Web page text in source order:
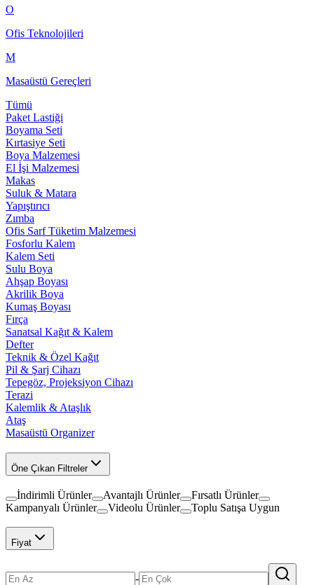
O
Ofis Teknolojileri
M
Masaüstü Gereçleri
Tümü
Paket Lastiği
Boyama Seti
Kırtasiye Seti
Boya Malzemesi
El İşi Malzemesi
Makas
Suluk & Matara
Yapıştırıcı
Zımba
Ofis Sarf Tüketim Malzemesi
Fosforlu Kalem
Kalem Seti
Sulu Boya
Ahşap Boyası
Akrilik Boya
Kumaş Boyası
Fırça
Sanatsal Kağıt & Kalem
Defter
Teknik & Özel Kağıt
Pil & Şarj Cihazı
Tepegöz, Projeksiyon Cihazı
Terazi
Kalemlik & Ataşlık
Ataş
Masaüstü Organizer
Öne Çıkan Filtreler
İndirimli Ürünler Avantajlı Ürünler
Fırsatlı Ürünler
Kampanyalı Ürünler
Videolu Ürünler Toplu Satışa Uygun
Fiyat
-